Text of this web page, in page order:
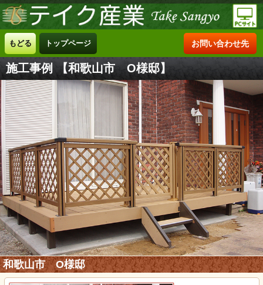
もどる トップページ お問い合わせ先
施工事例 【和歌山市 O様邸】
和歌山市 O様邸